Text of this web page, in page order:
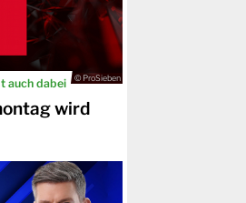
auch dabei © ProSieben
wird